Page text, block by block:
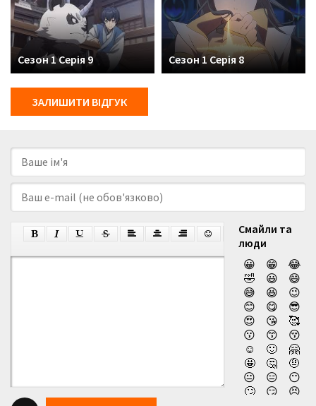
Сезон 1 Серія 9 Сезон 1 Серія 8
ЗАЛИШИТИ ВІДГУК
Смайли та
люди
😀
😁
😂
🤣
😃
😄
😅
😆
😉
😊
😋
😎
😍
😘
🥰
😗
😙
😚
☺️
🙂
🤗
🤩
🤔
🤨
😐
😑
😶
🙄
😏
😣